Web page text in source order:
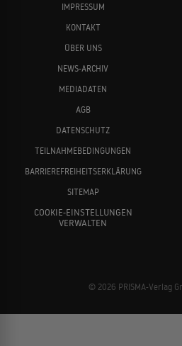
IMPRESSUM
KONTAKT
ÜBER UNS
NEWS-ARCHIV
MEDIADATEN
AGB
DATENSCHUTZ
TEILNAHMEBEDINGUNGEN
BARRIEREFREIHEITSERKLÄRUNG
SITEMAP
COOKIE-EINSTELLUNGEN
VERWALTEN
© 2026 PRISMA-Verlag